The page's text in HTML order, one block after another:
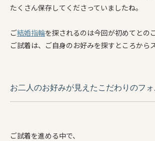
たくさん保存してくださっていましたね。
ご結婚指輪を探されるのは今回が初めてとのこ
ご試着は、ご自身のお好みを探すところから
お二人のお好みが見えたこだわりのフォ
ご試着を進める中で、